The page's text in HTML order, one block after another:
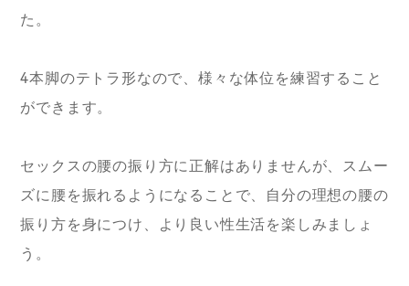
た。
4本脚のテトラ形なので、様々な体位を練習すること
ができます。
セックスの腰の振り方に正解はありませんが、スムー
ズに腰を振れるようになることで、自分の理想の腰の
振り方を身につけ、より良い性生活を楽しみましょ
う。